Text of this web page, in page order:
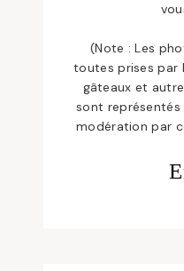
(Note : Les
toutes prises par
gâteaux et
sont
modération par